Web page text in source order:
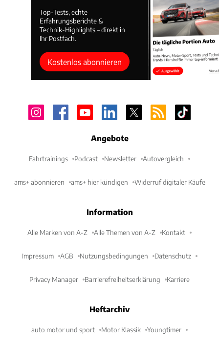
Top-Tests, echte
Erfahrungsberichte &
Technik-Highlights – direkt in
Ihr Postfach.
Kostenlos abonnieren
Angebote
Fahrtrainings Podcast Newsletter Autovergleich
ams+ abonnieren ams+ hier kündigen Widerruf digitaler Käufe
Information
Alle Marken von A-Z Alle Themen von A-Z Kontakt
Impressum AGB Nutzungsbedingungen Datenschutz
Privacy Manager Barrierefreiheitserklärung Karriere
Heftarchiv
auto motor und sport Motor Klassik Youngtimer